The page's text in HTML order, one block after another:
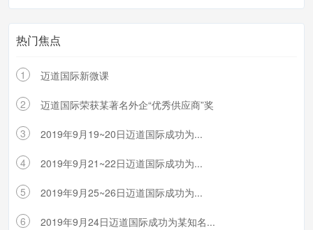
热门焦点
1 迈道国际新微课
2 迈道国际荣获某著名外企“优秀供应商”奖
3 2019年9月19~20日迈道国际成功为...
4 2019年9月21~22日迈道国际成功为...
5 2019年9月25~26日迈道国际成功为...
6 2019年9月24日迈道国际成功为某知名...